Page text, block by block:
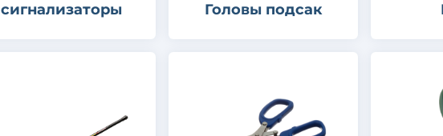
сигнализаторы
Головы подсак